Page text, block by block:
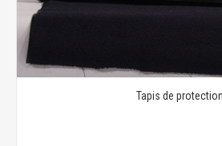
Tapis de protection